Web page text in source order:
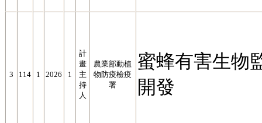
3 114 1 2026 1
計
畫
主
持
人
農業部動植
物防疫檢疫
署
蜜蜂有害生物
開發